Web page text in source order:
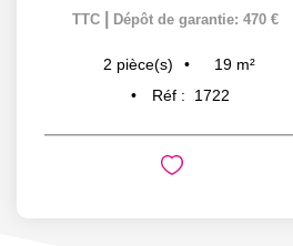
TTC
Dépôt de garantie: 470 €
2 pièce(s) 19 m²
Réf :
1722